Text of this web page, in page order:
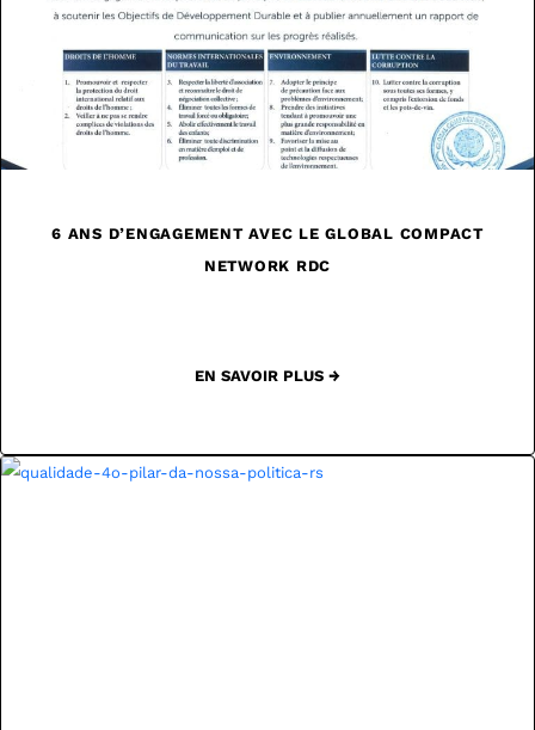
6 ANS D’ENGAGEMENT AVEC LE GLOBAL COMPACT
NETWORK RDC
EN SAVOIR PLUS →